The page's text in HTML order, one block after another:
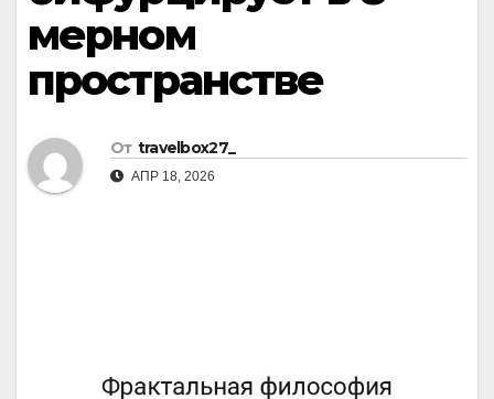
мерном
пространстве
От travelbox27_
АПР 18, 2026